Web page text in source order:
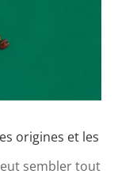
origines et les
sembler tout